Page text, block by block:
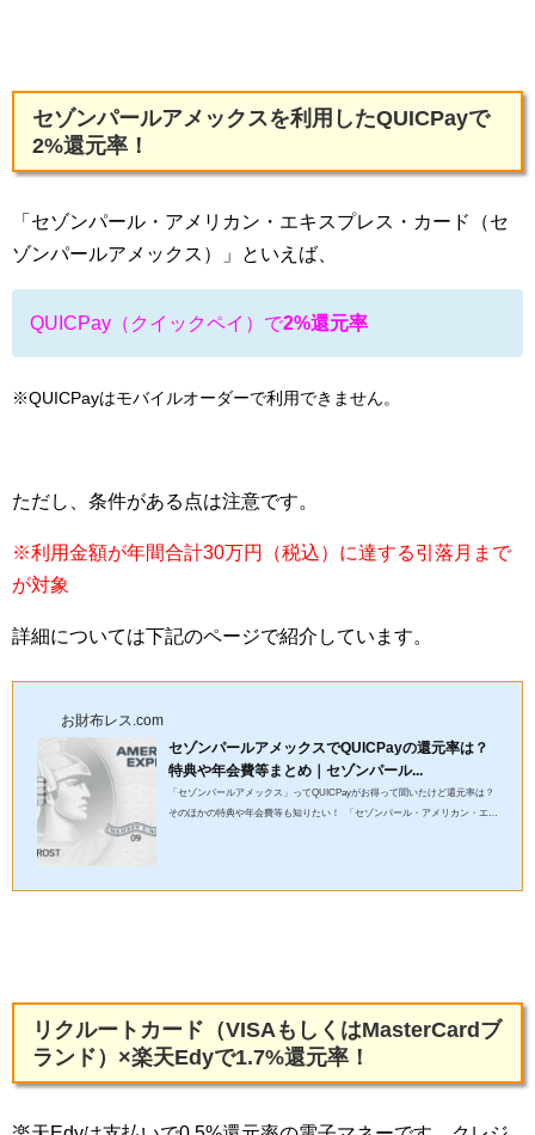
セゾンパールアメックスを利用したQUICPayで
2%還元率！
「セゾンパール・アメリカン・エキスプレス・カード（セ
ゾンパールアメックス）」といえば、
QUICPay（クイックペイ）で2%還元率
※QUICPayはモバイルオーダーで利用できません。
ただし、条件がある点は注意です。
※利用金額が年間合計30万円（税込）に達する引落月まで
が対象
詳細については下記のページで紹介しています。
お財布レス.com
セゾンパールアメックスでQUICPayの還元率は？
特典や年会費等まとめ｜セゾンパール...
「セゾンパールアメックス」ってQUICPayがお得って聞いたけど還元率は？
そのほかの特典や年会費等も知りたい！ 「セゾンパール・アメリカン・エキ
リクルートカード（VISAもしくはMasterCardブ
ランド）×楽天Edyで1.7%還元率！